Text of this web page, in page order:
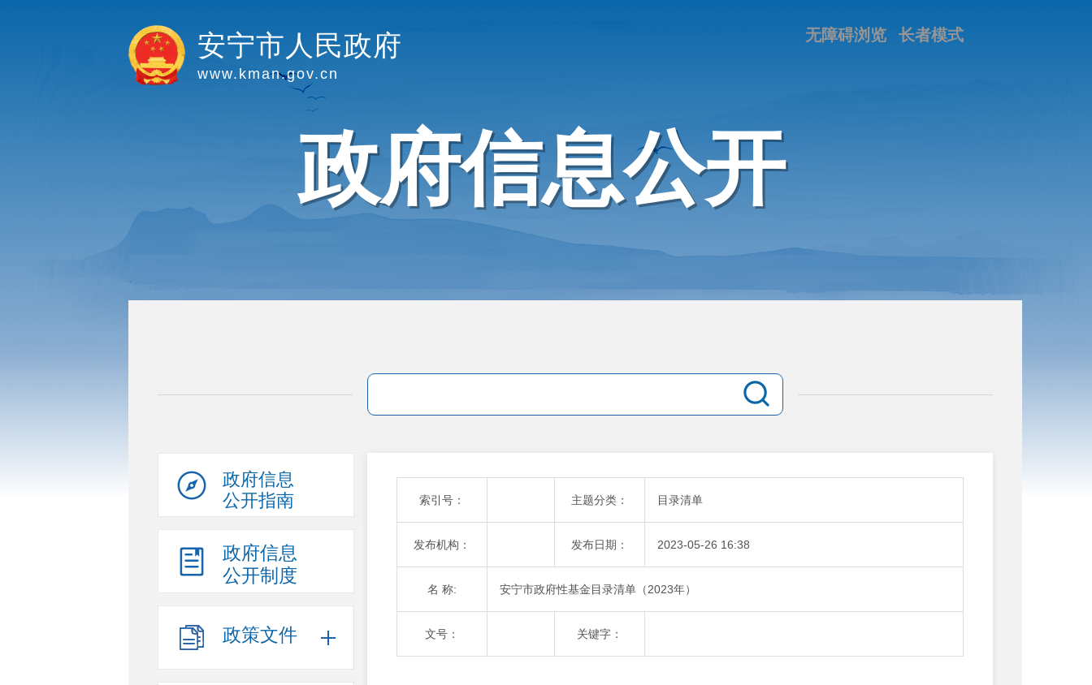
长者模式
无障碍浏览
安宁市人民政府
www.kman.gov.cn
政府信息公开
政府信息
公开指南
政府信息
公开制度
政策文件
索引号： 主题分类： 目录清单
发布机构： 发布日期： 2023-05-26 16:38
名 称: 安宁市政府性基金目录清单（2023年）
文号： 关键字：